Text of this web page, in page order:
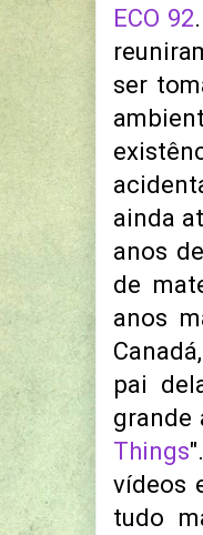
ECO 92
ser
ainda
anos
de
anos
pai
grande
Things
vídeos
tudo